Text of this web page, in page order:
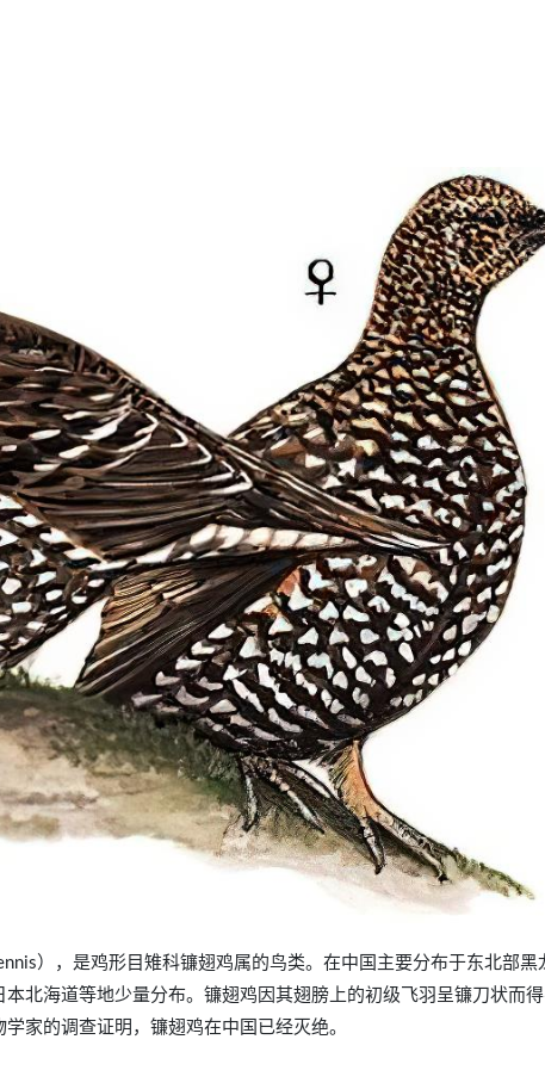
），是鸡形目雉科镰翅鸡属的鸟类。在中国主要分布于东北部黑
北海道等地少量分布。镰翅鸡因其翅膀上的初级飞羽呈镰刀状而
家的调查证明，镰翅鸡在中国已经灭绝。